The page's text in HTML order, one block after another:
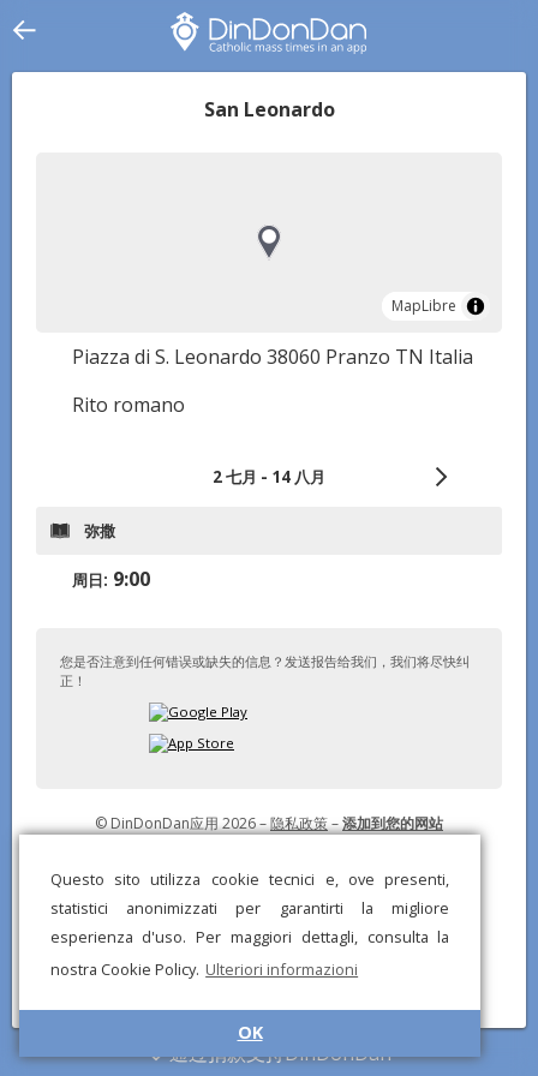
Questo sito utilizza cookie tecnici e, ove presenti,
statistici anonimizzati per garantirti la migliore
esperienza d'uso. Per maggiori dettagli, consulta la
nostra Cookie Policy. Ulteriori informazioni
OK
San Leonardo
MapLibre
MapLibre
Piazza di S. Leonardo 38060 Pranzo TN Italia
Rito romano
2 七月 - 14 八月
弥撒
周日: 9:00
您是否注意到任何错误或缺失的信息？发送报告给我们，我们将尽快纠
正！
© DinDonDan应用 2026 –隐私政策–添加到您的网站
通过捐款支持DinDonDan